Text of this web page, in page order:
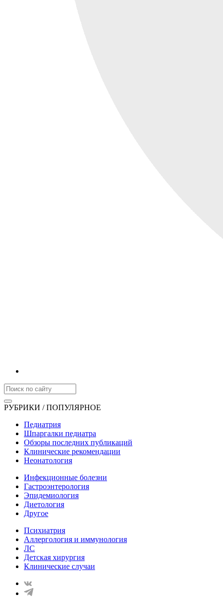
РУБРИКИ / ПОПУЛЯРНОЕ
Педиатрия
Шпаргалки педиатра
Обзоры последних публикаций
Клинические рекомендации
Неонатология
Инфекционные болезни
Гастроэнтерология
Эпидемиология
Диетология
Другое
Психиатрия
Аллергология и иммунология
ЛС
Детская хирургия
Клинические случаи